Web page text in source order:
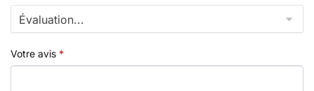
Votre avis *